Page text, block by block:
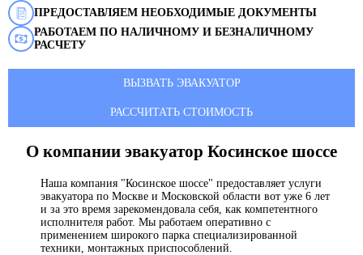
ПРЕДОСТАВЛЯЕМ НЕОБХОДИМЫЕ ДОКУМЕНТЫ
РАБОТАЕМ ПО НАЛИЧНОМУ И БЕЗНАЛИЧНОМУ
РАСЧЕТУ
ВЫЗВАТЬ ЭВАКУАТОР
РАССЧИТАТЬ СТОИМОСТЬ
О компании эвакуатор Косинское шоссе
Наша компания "Косинское шоссе" предоставляет услуги
эвакуатора по Москве и Московской области вот уже 6 лет
и за это время зарекомендовала себя, как компетентного
исполнителя работ. Мы работаем оперативно с
применением широкого парка специализированной
техники, монтажных приспособлений.